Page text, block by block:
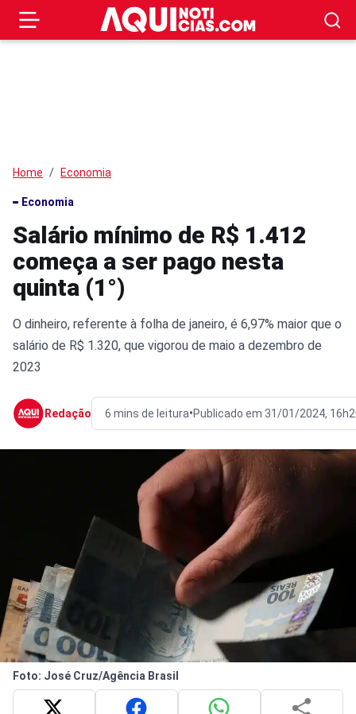
Home Economia
Economia
Salário mínimo de R$ 1.412
começa a ser pago nesta
quinta (1°)
O dinheiro, referente à folha de janeiro, é 6,97% maior que o
salário de R$ 1.320, que vigorou de maio a dezembro de
2023
Redação 6 mins de leitura•Publicado em 31/01/2024,
Foto: José Cruz/Agência Brasil